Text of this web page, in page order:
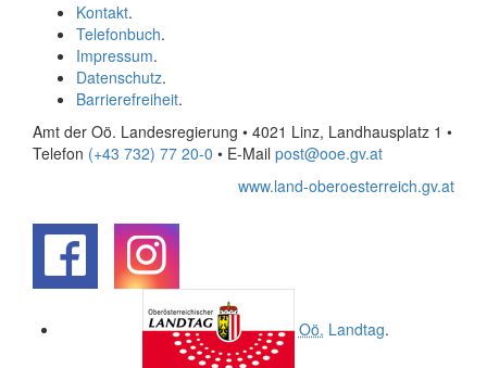
Kontakt.
Telefonbuch.
Impressum.
Datenschutz.
Barrierefreiheit.
Amt der Oö. Landesregierung • 4021 Linz, Landhausplatz 1 •
Telefon (+43 732) 77 20-0 • E-Mail post@ooe.gv.at
www.land-oberoesterreich.gv.at
Oö. Landtag.